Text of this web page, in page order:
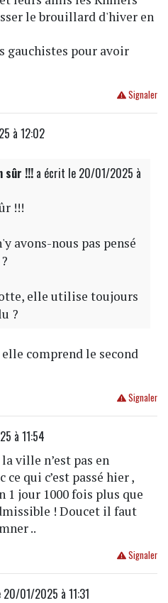
le brouillard d'hiver en
gauchistes pour avoir
Signaler
à 12:02
sûr !!!a écrit le 20/01/2025 à
!!!
avons-nous pas pensé
elle utilise toujours
?
comprend le second
Signaler
à 11:54
ville n’est pas en
ce qui c’est passé hier ,
1 jour 1000 fois plus que
! Doucet il faut
..
Signaler
01/2025 à 11:31